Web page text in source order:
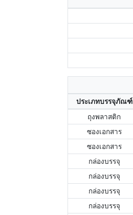
ประเภทบรรจุภัณฑ์
ถุงพลาสติก
ซองเอกสาร
ซองเอกสาร
กล่องบรรจุ
กล่องบรรจุ
กล่องบรรจุ
กล่องบรรจุ